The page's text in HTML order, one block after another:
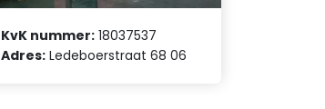
KvK nummer: 18037537
Adres: Ledeboerstraat 68 06